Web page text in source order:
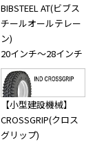
BIBSTEEL AT(ビブス
チールオールテレー
ン)
20インチ～28インチ
【小型建設機械】
CROSSGRIP(クロス
グリップ)